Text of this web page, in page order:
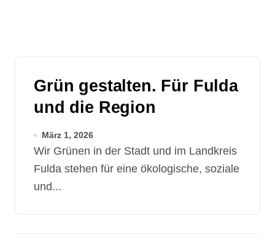
Grün gestalten. Für Fulda
und die Region
März 1, 2026
Wir Grünen in der Stadt und im Landkreis
Fulda stehen für eine ökologische, soziale
und...